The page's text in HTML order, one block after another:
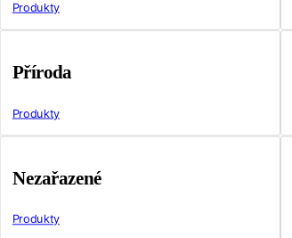
Produkty
Příroda
Produkty
Nezařazené
Produkty